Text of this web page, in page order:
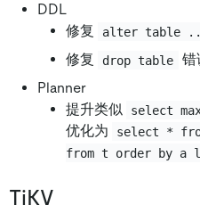
DDL
修复
alter table
修复
drop table 错
Planner
提升类似
select
优化为
select *
from t order by a
TiKV